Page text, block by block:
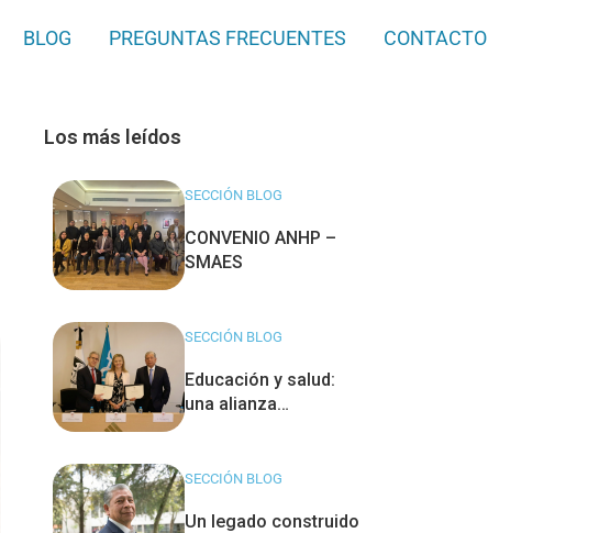
BLOG PREGUNTAS FRECUENTES CONTACTO
Los más leídos
SECCIÓN BLOG
CONVENIO ANHP –
SMAES
SECCIÓN BLOG
Educación y salud:
una alianza
SECCIÓN BLOG
Un legado construido